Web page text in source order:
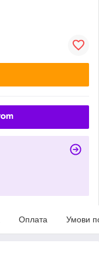
Оплата Умови